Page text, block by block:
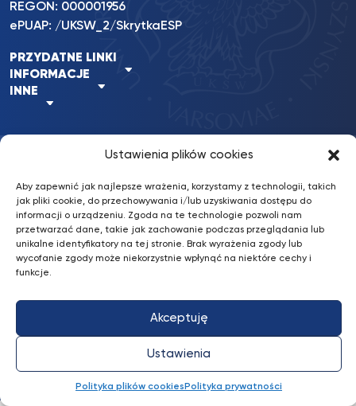
Ustawienia plików cookies
Aby zapewnić jak najlepsze wrażenia, korzystamy z technologii, takich
jak pliki cookie, do przechowywania i/lub uzyskiwania dostępu do
informacji o urządzeniu. Zgoda na te technologie pozwoli nam
przetwarzać dane, takie jak zachowanie podczas przeglądania lub
unikalne identyfikatory na tej stronie. Brak wyrażenia zgody lub
wycofanie zgody może niekorzystnie wpłynąć na niektóre cechy i
funkcje.
Akceptuję
Ustawienia
Polityka plików cookies Polityka prywatności
REGON: 000001956
ePUAP: /UKSW_2/SkrytkaESP
PRZYDATNE LINKI
INFORMACJE
INNE
UKSW
zastrzeżone.
Wykonanie:
Deklaracja dostępności
Konto bankowe: Erste Bank Polska S.A.
UKSWUKSW
UKSWUKSW
YouTubeUKSW
TikTok